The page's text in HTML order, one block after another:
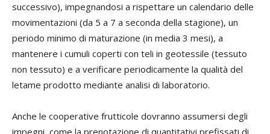
successivo), impegnandosi a rispettare un calendario delle
movimentazioni (da 5 a 7 a seconda della stagione), un
periodo minimo di maturazione (in media 3 mesi), a
mantenere i cumuli coperti con teli in geotessile (tessuto
non tessuto) e a verificare periodicamente la qualità del
letame prodotto mediante analisi di laboratorio.
Anche le cooperative frutticole dovranno assumersi degli
impegni, come la prenotazione di quantitativi prefissati di